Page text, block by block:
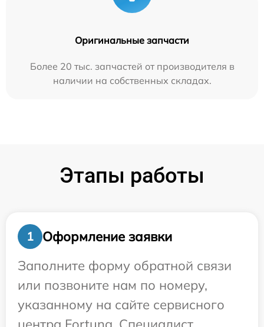
Оригинальные запчасти
Более 20 тыс. запчастей от производителя в
наличии на собственных складах.
Этапы работы
1
Оформление заявки
Заполните форму обратной связи
или позвоните нам по номеру,
указанному на сайте сервисного